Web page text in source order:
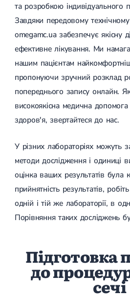
та розробкою індивідуального
Завдяки передовому
omegamc.ua забезпечує якісну
ефективне лікування. Ми
нашим пацієнтам
пропонуючи зручний розклад
попереднього запису онлайн.
високоякісна медична допомога
здоров'я, звертайтеся до нас.
У різних лабораторіях можуть
методи дослідження і одиниці
оцінка ваших результатів була
прийнятність результатів,
одній і тій же лабораторії, в
Порівняння таких досліджень
Підготовка
до
сечі